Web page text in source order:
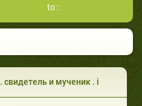
to :
свидетель и мученик . i